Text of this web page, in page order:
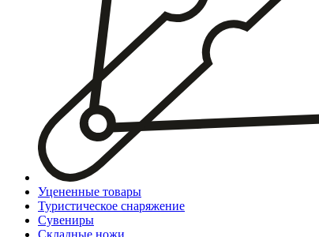
Уцененные товары
Туристическое снаряжение
Сувениры
Складные ножи